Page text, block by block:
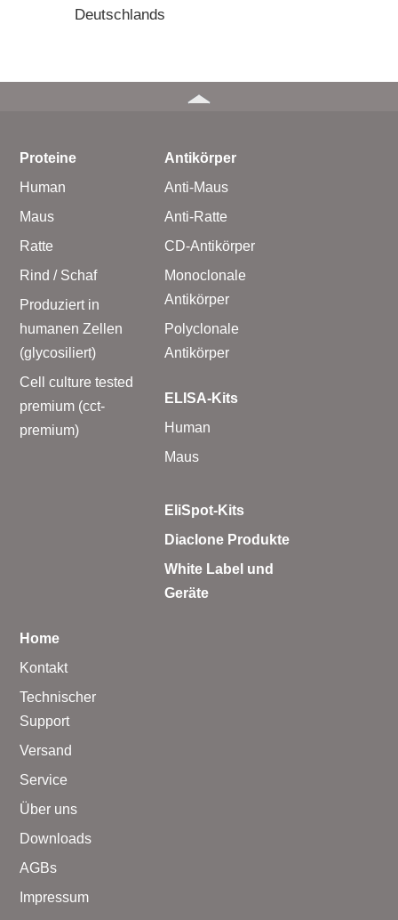
Deutschlands
Proteine
Human
Maus
Ratte
Rind / Schaf
Produziert in
humanen Zellen
(glycosiliert)
Cell culture tested
premium (cct-
premium)
Antikörper
Anti-Maus
Anti-Ratte
CD-Antikörper
Monoclonale
Antikörper
Polyclonale
Antikörper
ELISA-Kits
Human
Maus
EliSpot-Kits
Diaclone Produkte
White Label und
Geräte
Home
Kontakt
Technischer
Support
Versand
Service
Über uns
Downloads
AGBs
Impressum